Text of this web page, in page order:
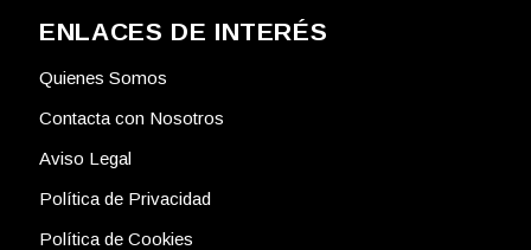
ENLACES DE INTERÉS
Quienes Somos
Contacta con Nosotros
Aviso Legal
Política de Privacidad
Política de Cookies